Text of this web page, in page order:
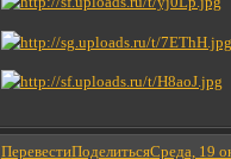
ПеревестиПоделитьсяСреда, 19